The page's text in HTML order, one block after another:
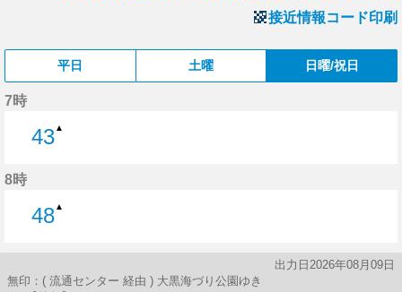
接近情報コード印刷
平日 土曜 日曜/祝日
7時
43▲
8時
48▲
出力日2026年08月09日
無印：( 流通センター 経由 ) 大黒海づり公園ゆき